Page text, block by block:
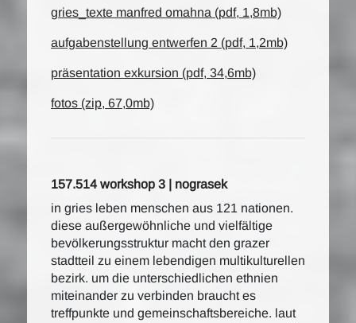
gries_texte manfred omahna (pdf, 1,8mb)
aufgabenstellung entwerfen 2 (pdf, 1,2mb)
präsentation exkursion (pdf, 34,6mb)
fotos (zip, 67,0mb)
157.514 workshop 3 | nograsek
in gries leben menschen aus 121 nationen.
diese außergewöhnliche und vielfältige
bevölkerungsstruktur macht den grazer
stadtteil zu einem lebendigen multikulturellen
bezirk. um die unterschiedlichen ethnien
miteinander zu verbinden braucht es
treffpunkte und gemeinschaftsbereiche. laut